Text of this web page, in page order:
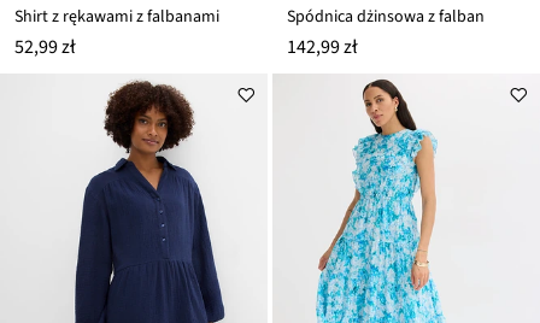
Shirt z rękawami z falbanami
52,99 zł
Spódnica dżinsowa z falban
142,99 zł